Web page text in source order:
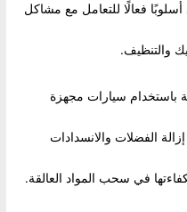
فعالًا للتعامل مع مشاكل
والتنظيف.
باستخدام سيارات مجهزة
الفضلات والانسدادات
في سحب المواد العالقة.